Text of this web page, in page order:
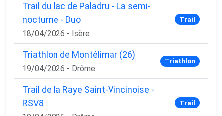
Trail du lac de Paladru - La semi-
nocturne - Duo
18/04/2026 - Isère
Trail
Triathlon de Montélimar (26)
19/04/2026 - Drôme
Triathlon
Trail de la Raye Saint-Vincinoise -
RSV8
Trail